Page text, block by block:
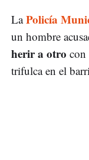
LaPolicía
un hombre
herir a otro con
trifulca en el